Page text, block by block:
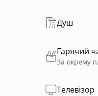
Душ
Гарячий
За окрему
Телевізор